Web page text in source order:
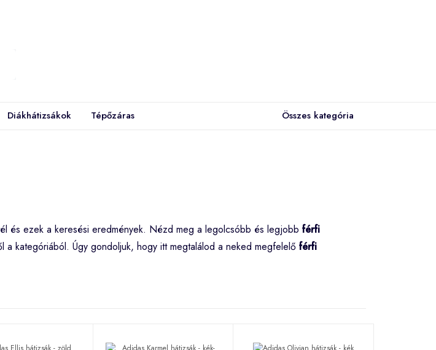
Diákhátizsákok Tépőzáras Összes kategória
és ezek a keresési eredmények. Nézd meg a legolcsóbb és legjobb férfi
a kategóriából. Úgy gondoljuk, hogy itt megtalálod a neked megfelelő férfi